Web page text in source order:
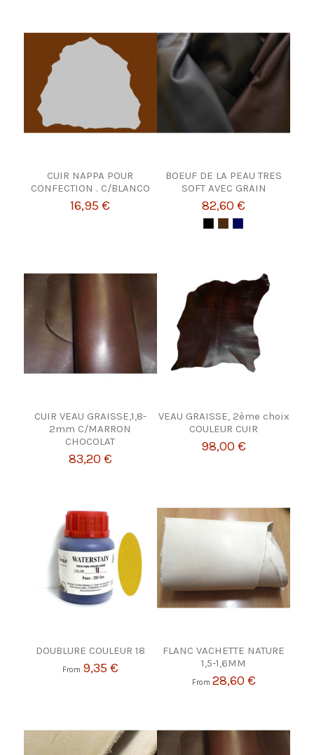
CUIR NAPPA POUR
CONFECTION . C/BLANCO
16,95 €
BOEUF DE LA PEAU TRES
SOFT AVEC GRAIN
82,60 €
CUIR VEAU GRAISSE,1,8-
2mm C/MARRON
CHOCOLAT
83,20 €
VEAU GRAISSE, 2ème choix
COULEUR CUIR
98,00 €
DOUBLURE COULEUR 18
From 9,35 €
FLANC VACHETTE NATURE
1,5-1,6MM
From 28,60 €